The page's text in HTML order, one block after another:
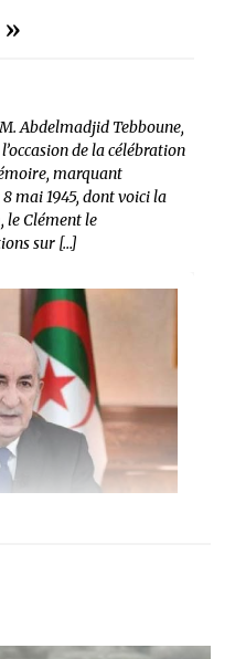
Abdelmadjid Tebboune,
de la célébration
marquant
mai 1945, dont voici la
le Clément le
sur […]